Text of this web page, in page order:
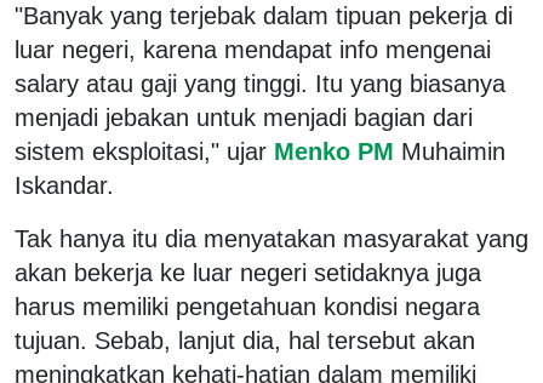
"Banyak yang terjebak dalam tipuan pekerja di
luar negeri, karena mendapat info mengenai
salary atau gaji yang tinggi. Itu yang biasanya
menjadi jebakan untuk menjadi bagian dari
sistem eksploitasi," ujar Menko PM Muhaimin
Iskandar.
Tak hanya itu dia menyatakan masyarakat yang
akan bekerja ke luar negeri setidaknya juga
harus memiliki pengetahuan kondisi negara
tujuan. Sebab, lanjut dia, hal tersebut akan
meningkatkan kehati-hatian dalam memiliki